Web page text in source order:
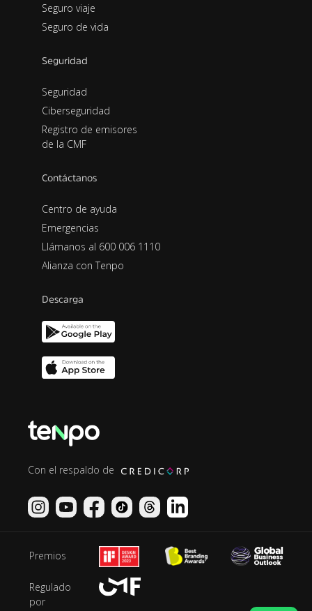
Seguro viaje
Seguro de vida
Seguridad
Seguridad
Ciberseguridad
Registro de emisores
de la CMF
Contáctanos
Centro de ayuda
Emergencias
Llámanos al 600 006 1110
Alianza con Tenpo
Descarga
Con el respaldo de
Premios
Regulado
por